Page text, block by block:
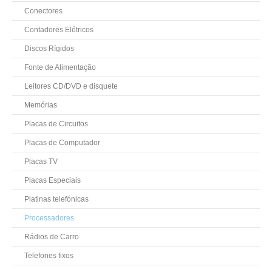
Conectores
Contadores Elétricos
Discos Rígidos
Fonte de Alimentação
Leitores CD/DVD e disquete
Memórias
Placas de Circuitos
Placas de Computador
Placas TV
Placas Especiais
Platinas telefónicas
Processadores
Rádios de Carro
Telefones fixos